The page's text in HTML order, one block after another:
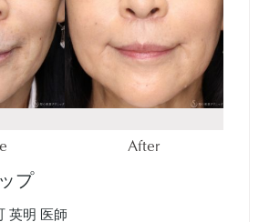
After
プ
英明 医師